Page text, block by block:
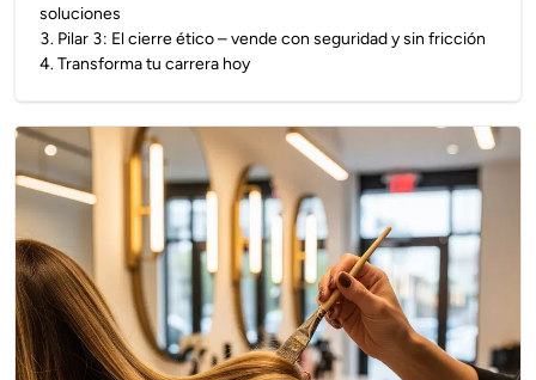
soluciones
3. Pilar 3: El cierre ético – vende con seguridad y sin fricción
4.Transforma tu carrera hoy